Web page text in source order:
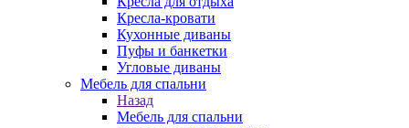
Кресла-кровати
Кухонные диваны
Пуфы и банкетки
Угловые диваны
Мебель для спальни
Назад
Мебель для спальни